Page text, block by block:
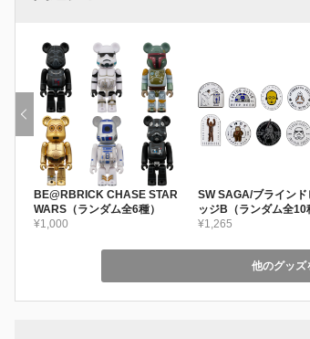
BE@RBRICK CHASE STAR
WARS（ランダム全6種）
¥1,000
SW SAGA/ブラインド
ッジB（ランダム全10
¥1,265
他のグッズ